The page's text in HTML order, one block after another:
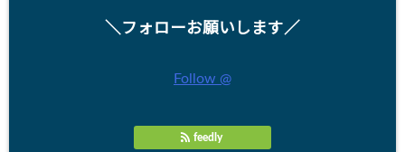
＼フォローお願いします／
Follow @
feedly